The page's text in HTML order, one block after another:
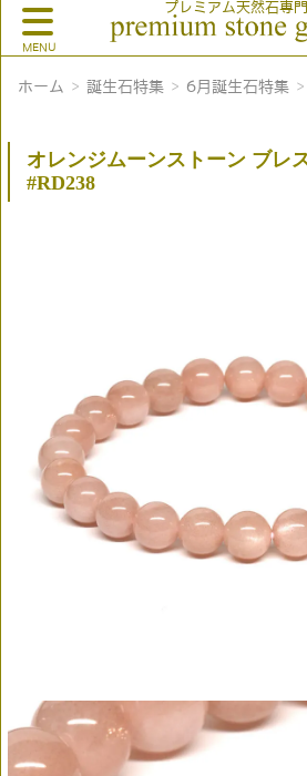
プレミアム天然石専
ホーム 誕生石特集 6月誕生石特集
オレンジムーンストーン ブレ
#RD238